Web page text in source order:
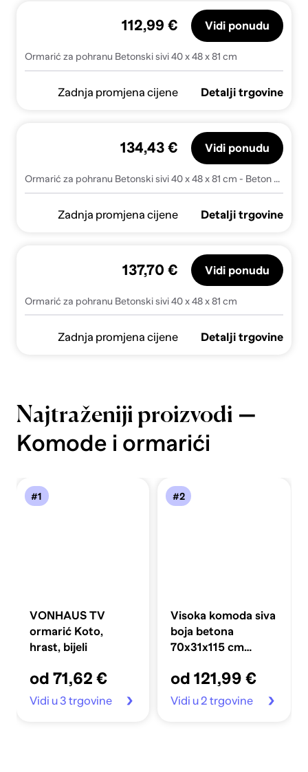
Ormarić za pohranu Betonski sivi 40 x 48 x 81 cm
112,99 € Vidi ponudu
Zadnja promjena cijene Detalji trgovine
Ormarić za pohranu Betonski sivi 40 x 48 x 81 cm - Beton siva 40 x 48 x 81 cm
134,43 € Vidi ponudu
Zadnja promjena cijene Detalji trgovine
Ormarić za pohranu Betonski sivi 40 x 48 x 81 cm
137,70 € Vidi ponudu
Zadnja promjena cijene Detalji trgovine
Najtraženiji proizvodi —
Komode i ormarići
#1
VONHAUS TV
ormarić Koto,
hrast, bijeli
od 71,62 €
Vidi u 3 trgovine
#2
Visoka komoda siva
boja betona
70x31x115 cm
od 121,99 €
Vidi u 2 trgovine